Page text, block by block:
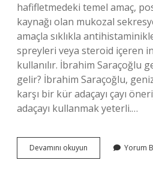
hafifletmedeki temel amaç,
kaynağı olan mukozal
amaçla sıklıkla
spreyleri veya steroid içeren
kullanılır. İbrahim Saraçoğlu
gelir? İbrahim Saraçoğlu,
karşı bir kür adaçayı çayı
adaçayı kullanmak yeterli.…
Devamını okuyun
Akıntısını
Yorum